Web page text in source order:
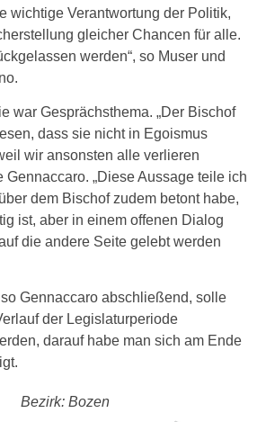
wichtige Verantwortung der Politik,
gleicher Chancen für alle.
werden“, so Muser und
war Gesprächsthema. „Der Bischof
dass sie nicht in Egoismus
wir ansonsten alle verlieren
Gennaccaro. „Diese Aussage teile ich
dem Bischof zudem betont habe,
ist, aber in einem offenen Dialog
die andere Seite gelebt werden
Gennaccaro abschließend, solle
der Legislaturperiode
darauf habe man sich am Ende
Bezirk: Bozen